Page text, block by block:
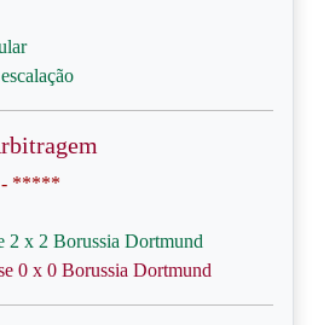
- *****
2 x 2 Borussia Dortmund
0 x 0 Borussia Dortmund